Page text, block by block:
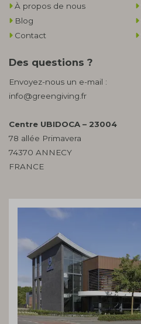
À propos de nous
Blog
Contact
Des questions ?
Envoyez-nous un e-mail :
info@greengiving.fr
Centre UBIDOCA – 23004
78 allée Primavera
74370 ANNECY
FRANCE